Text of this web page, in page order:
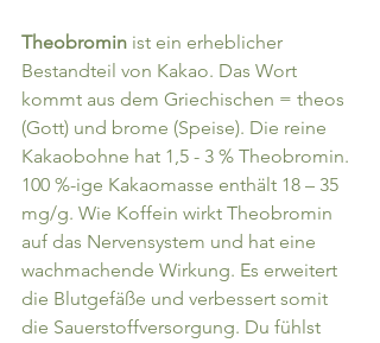
Theobromin ist ein erheblicher
Bestandteil von Kakao. Das Wort
kommt aus dem Griechischen = theos
(Gott) und brome (Speise). Die reine
Kakaobohne hat 1,5 - 3 % Theobromin.
100 %-ige Kakaomasse enthält 18 – 35
mg/g. Wie Koffein wirkt Theobromin
auf das Nervensystem und hat eine
wachmachende Wirkung. Es erweitert
die Blutgefäße und verbessert somit
die Sauerstoffversorgung. Du fühlst